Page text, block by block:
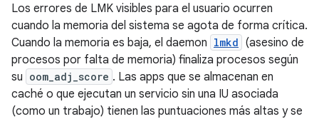
Los errores de LMK visibles para el usuario ocurren
cuando la memoria del sistema se agota de forma crítica.
Cuando la memoria es baja, el daemon lmkd (asesino de
procesos por falta de memoria) finaliza procesos según
su oom_adj_score . Las apps que se almacenan en
caché o que ejecutan un servicio sin una IU asociada
(como un trabajo) tienen las puntuaciones más altas y se